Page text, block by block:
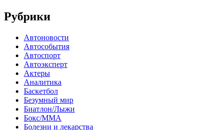
Рубрики
Автоновости
Автособытия
Автоспорт
Автоэксперт
Актеры
Аналитика
Баскетбол
Безумный мир
Биатлон/Лыжи
Бокс/MMA
Болезни и лекарства